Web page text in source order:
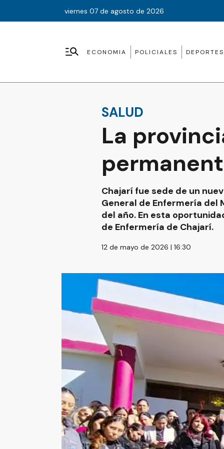
viernes 07 de agosto de 2026
ECONOMIA POLICIALES DEPORTES
SALUD
La
Chajarí fue sede de un
General de Enfermería del
del año. En esta
de Enfermería de Chajarí.
12 de mayo de 2026 | 16:30